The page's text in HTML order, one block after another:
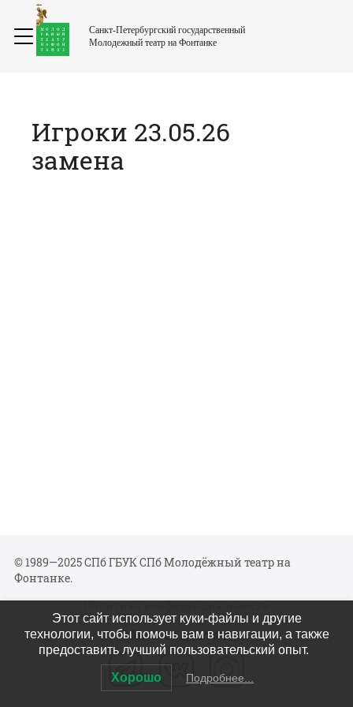
Санкт-Петербургский государственный
Молодежный театр на Фонтанке
Игроки 23.05.26
замена
© 1989—2025 СПб ГБУК СПб Молодёжный театр на
Фонтанке.
Политика конфиденциальности
Мы в соцсетях
Этот сайт использует куки-файлы и другие
технологии, чтобы помочь вам в навигации, а также
предоставить лучший пользовательский опыт.
Хорошо Подробнее...